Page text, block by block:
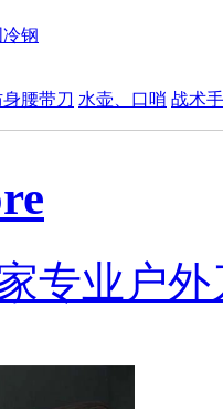
钢
身腰带刀 水壶、口哨 战术
专业户